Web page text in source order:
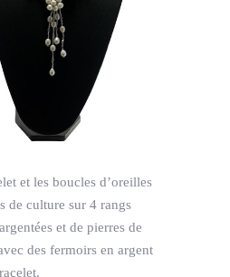
et les boucles d’oreilles
de culture sur 4 rangs
et de pierres de
des fermoirs en argent